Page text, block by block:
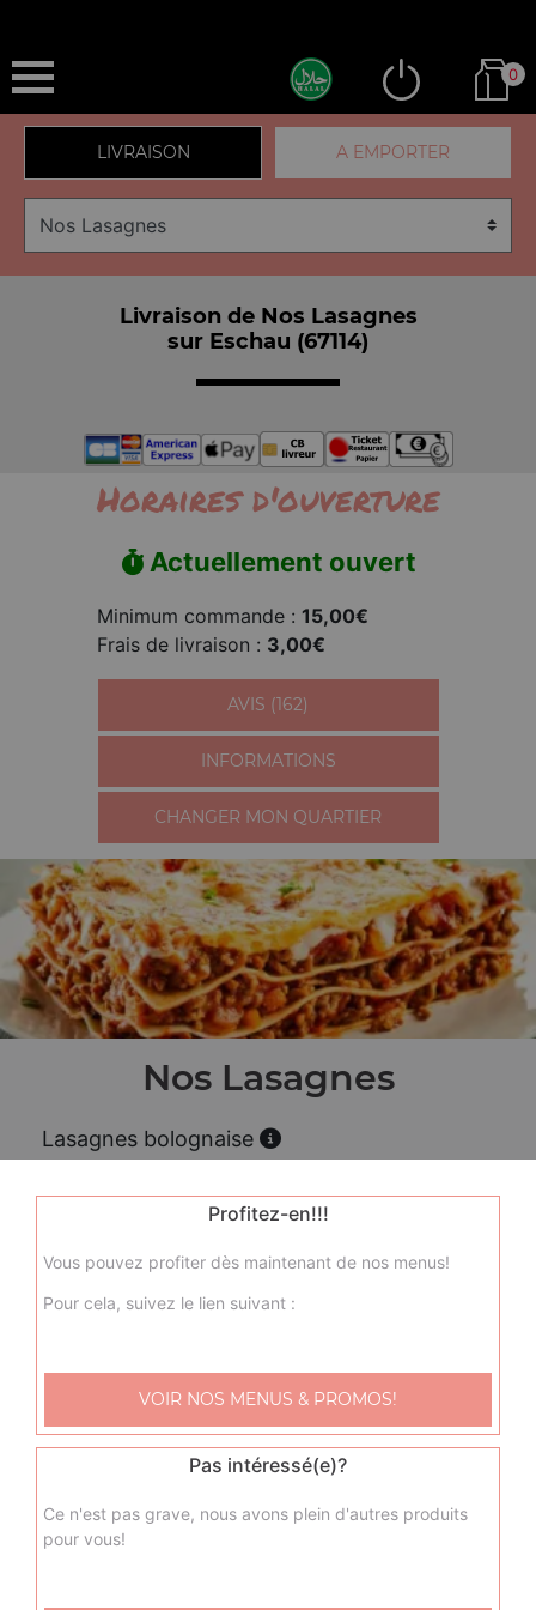
0
LIVRAISON A EMPORTER
Livraison de Nos Lasagnes
sur Eschau (67114)
Horaires d'ouverture
Actuellement ouvert
Minimum commande : 15,00€
Frais de livraison : 3,00€
AVIS (162)
INFORMATIONS
CHANGER MON QUARTIER
Nos Lasagnes
Lasagnes bolognaise
Profitez-en!!!
Vous pouvez profiter dès maintenant de nos menus!
Pour cela, suivez le lien suivant :
VOIR NOS MENUS & PROMOS!
Pas intéressé(e)?
Ce n'est pas grave, nous avons plein d'autres produits
pour vous!